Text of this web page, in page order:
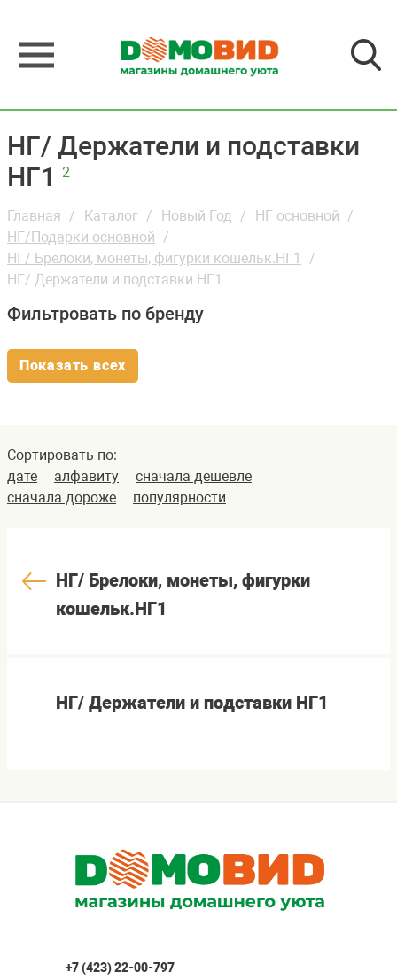
НГ/ Держатели и подставки
НГ1
2
Главная Каталог Новый Год
НГ основной
НГ/Подарки основной
НГ/ Брелоки, монеты, фигурки кошельк.НГ1
НГ/ Держатели и подставки НГ1
Фильтровать по бренду
Показать всех
Сортировать по:
дате
алфавиту
сначала дешевле
сначала дороже
популярности
НГ/ Брелоки, монеты, фигурки
кошельк.НГ1
НГ/ Держатели и подставки НГ1
+7 (423) 22-00-797